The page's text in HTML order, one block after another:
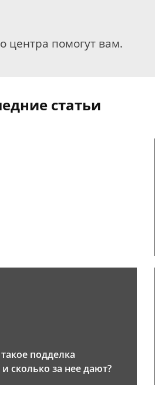
центра помогут вам.
статьи
подделка
сколько за нее дают?